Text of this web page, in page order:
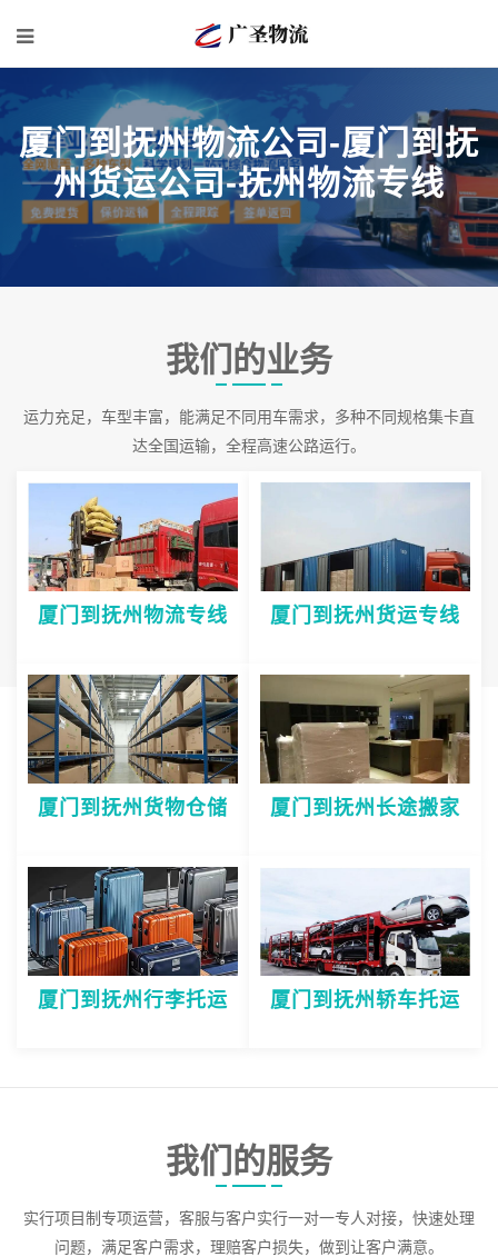
厦门到抚州物流公司-厦门到抚
州货运公司-抚州物流专线
我们的业务
运力充足，车型丰富，能满足不同用车需求，多种不同规格集卡直
达全国运输，全程高速公路运行。
厦门到抚州物流专线 厦门到抚州货运专线
厦门到抚州货物仓储 厦门到抚州长途搬家
厦门到抚州行李托运 厦门到抚州轿车托运
我们的服务
实行项目制专项运营，客服与客户实行一对一专人对接，快速处理
问题，满足客户需求，理赔客户损失，做到让客户满意。